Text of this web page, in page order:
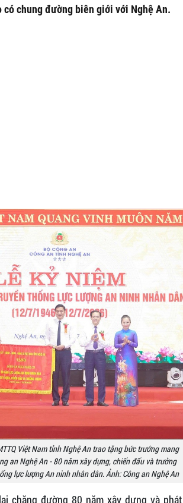
có chung đường biên giới với Nghệ An.
Việt Nam tỉnh Nghệ An trao tặng bức trướng mang
an Nghệ An - 80 năm xây dựng, chiến đấu và trưởng
lực lượng An ninh nhân dân. Ảnh: Công an Nghệ An
chặng đường 80 năm xây dựng và phát